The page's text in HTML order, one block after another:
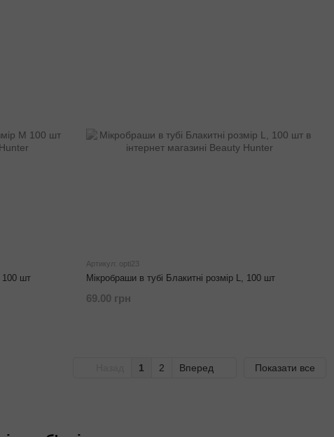
100 шт
Артикул: opti23
Мікробраши в тубі Блакитні розмір L, 100 шт
69.00 грн
1 2 Вперед Показати все